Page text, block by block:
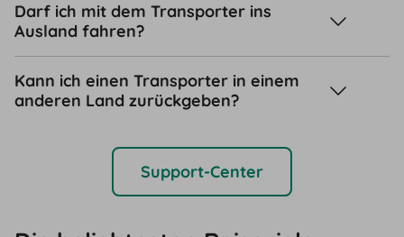
Darf ich mit dem Transporter ins
Ausland fahren?
Kann ich einen Transporter in einem
anderen Land zurückgeben?
Support-Center